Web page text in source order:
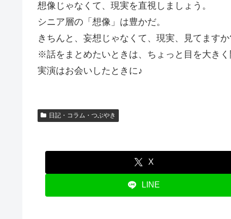
想像じゃなくて、現実を直視しましょう。
シニア層の「想像」は豊かだ。
きちんと、妄想じゃなくて、現実、見てます
※話をまとめたいときは、ちょっと目を大き
実演はお会いしたときに♪
日記・コラム・つぶやき
X
LINE